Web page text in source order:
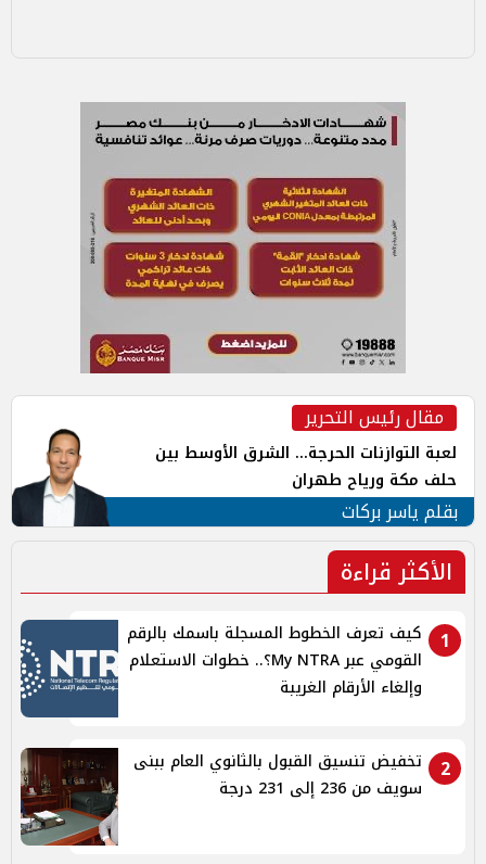
مقال رئيس التحرير
لعبة التوازنات الحرجة... الشرق الأوسط بين
حلف مكة ورياح طهران
بقلم ياسر بركات
الأكثر قراءة
1
كيف تعرف الخطوط المسجلة باسمك بالرقم
القومي عبر My NTRA؟.. خطوات الاستعلام
وإلغاء الأرقام الغريبة
2
تخفيض تنسيق القبول بالثانوي العام ببنى
سويف من 236 إلى 231 درجة